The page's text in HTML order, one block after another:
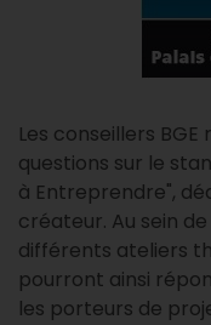
Les conseillers
questions sur le
à Entreprendre",
créateur. Au sein
différents ateliers
pourront ainsi
les porteurs de